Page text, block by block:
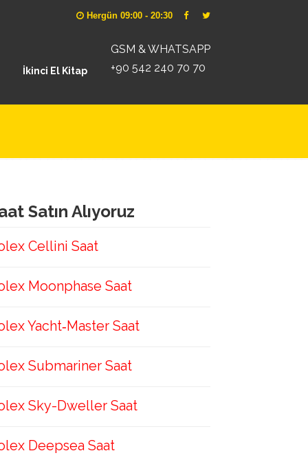
Hergün 09:00 - 20:30
GSM & WHATSAPP
+90 542 240 70 70
İkinci El Kitap
Satın Alıyoruz
Cellini Saat
Moonphase Saat
Yacht‑Master Saat
Submariner Saat
Sky-Dweller Saat
Deepsea Saat